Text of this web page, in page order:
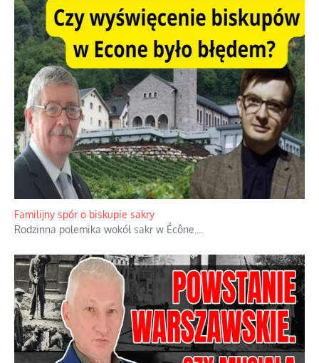
Familijny spór o biskupie sakry
Rodzinna polemika wokół sakr w Écône.